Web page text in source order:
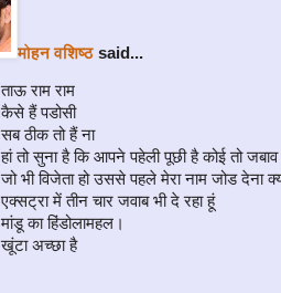
मोहन वशिष्‍ठ said...
ताऊ राम राम
कैसे हैं पडोसी
सब ठीक तो हैं ना
हां तो सुना है कि आपने पहेली पूछी है कोई तो जबाव
जो भी विजेता हो उससे पहले मेरा नाम जोड देना
एक्‍सट्रा में तीन चार जवाब भी दे रहा हूं
मांडू का हिंडोलामहल।
खूंटा अच्‍छा है